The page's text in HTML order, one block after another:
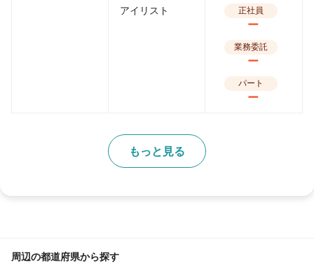
アイリスト 正社員
ー
業務委託
ー
パート
ー
もっと見る
周辺の都道府県から探す